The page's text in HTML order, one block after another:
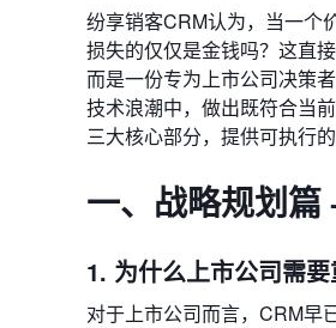
纷享销客CRM认为，当一个
损失的仅仅是金钱吗？这直
而是一份专为上市公司决策
技术浪潮中，做出既符合当
三大核心部分，提供可执行
一、战略规划
1. 为什么上市公司需要
对于上市公司而言，CRM早